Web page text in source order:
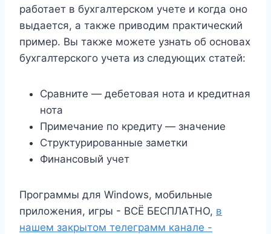
работает в бухгалтерском учете и когда оно
выдается, а также приводим практический
пример. Вы также можете узнать об основах
бухгалтерского учета из следующих статей:
Сравните — дебетовая нота и кредитная
нота
Примечание по кредиту — значение
Структурированные заметки
Финансовый учет
Программы для Windows, мобильные
приложения, игры - ВСЁ БЕСПЛАТНО, в
нашем закрытом телеграмм канале -